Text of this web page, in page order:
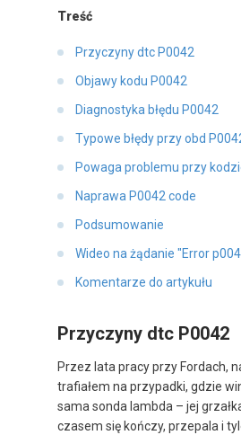
Treść
Przyczyny dtc P0042
Objawy kodu P0042
Diagnostyka błędu P0042
Typowe błędy przy obd
Powaga problemu przy
Naprawa P0042 code
Podsumowanie
Wideo na żądanie "Error
Komentarze do artykułu
Przyczyny dtc P0042
Przez lata pracy przy Fordach,
trafiałem na przypadki, gdzie
sama sonda lambda – jej
czasem się kończy, przepala i